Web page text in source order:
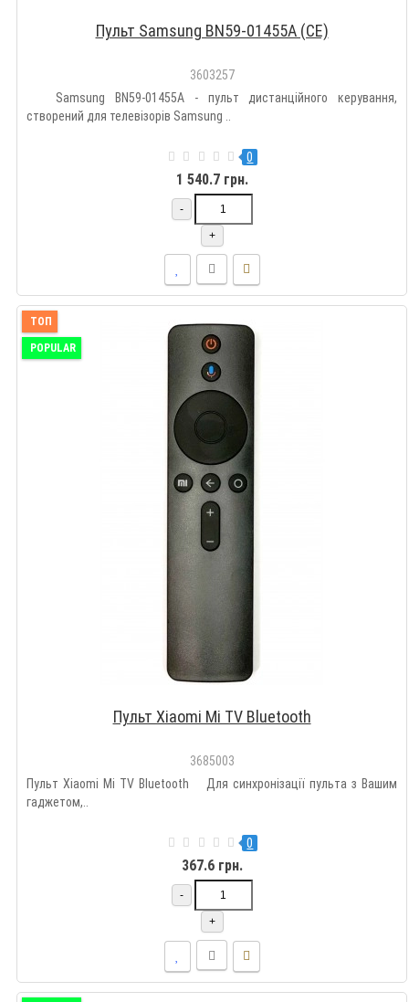
Пульт Samsung BN59-01455A (CE)
3603257
Samsung BN59-01455A - пульт дистанційного керування,
створений для телевізорів Samsung ..
0
1 540.7 грн.
-
+
ТОП
POPULAR
Пульт Xiaomi Mi TV Bluetooth
3685003
Пульт Xiaomi Mi TV Bluetooth Для синхронізації пульта з Вашим
гаджетом,..
0
367.6 грн.
-
+